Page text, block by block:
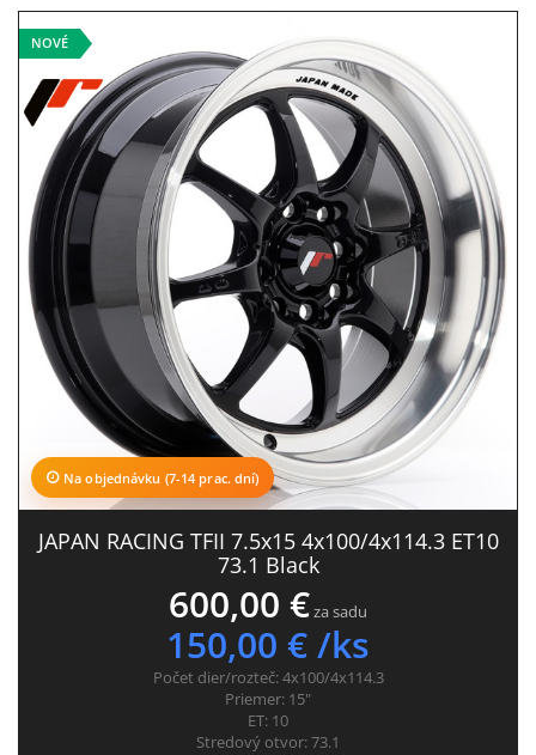
NOVÉ
Na objednávku (7-14 prac. dní)
JAPAN RACING TFII 7.5x15 4x100/4x114.3 ET10
73.1 Black
600,00 €za sadu
150,00 € /ks
Počet dier/rozteč:4x100/4x114.3
Priemer: 15"
ET: 10
Stredový otvor:73.1